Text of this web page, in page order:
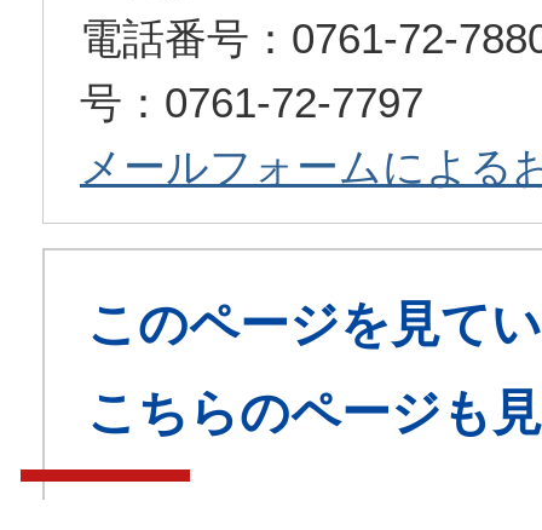
電話番号：0761-72-
号：0761-72-7797
メールフォームによる
このページを見て
こちらのページも